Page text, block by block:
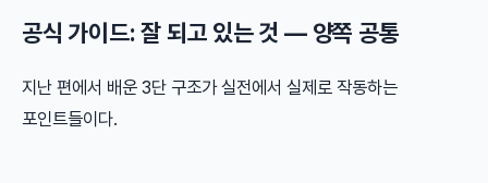
공식 가이드: 잘 되고 있는 것 — 양쪽 공통
지난 편에서 배운 3단 구조가 실전에서 실제로 작동하는
포인트들이다.